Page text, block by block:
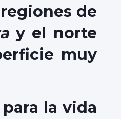
de
y el norte
muy
la vida